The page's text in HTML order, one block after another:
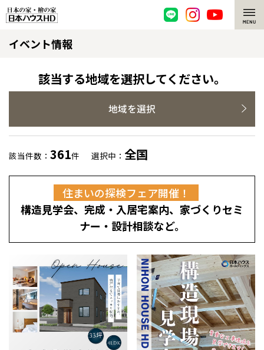
脱炭素・檜の家
環境にやさしい、脱炭素社会の住宅
耐震構造
高耐久住宅
高断熱・高気密の家
エネルギー自給自足
感謝訪問・長期保証
直営工事
1メーターモジュール
選ばれる理由
檜の魅力 トップ
檜と日本人
1000年を超えて生きる檜
知られざる檜の効果・作用
理想の木材「檜」
注文住宅
グレートステージ
平屋の家
外観・インテリア集
リフォーム トップ
選ばれる理由
リフォームの流れ
介護保険利用で快適リフォーム
賃貸併用住宅のメリット
安心のサポートシステム
分譲住宅・土地
分譲マンション
分譲マンション トップ
イベント情報
該当する地域を選択してください。
地域を選択
該当件数： 361件 選択中： 全国
住まいの探検フェア開催！
構造見学会、完成・入居宅案内、家づくりセミ
ナー・設計相談など。